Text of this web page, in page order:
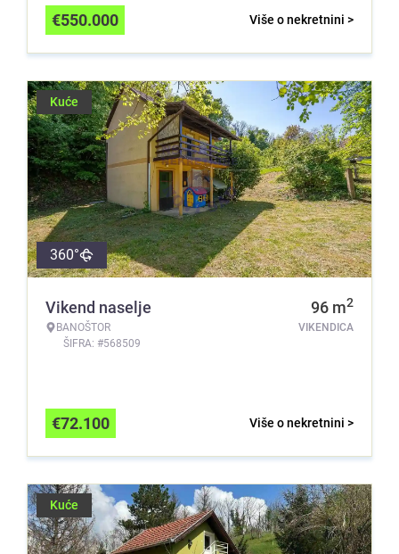
Više o nekretnini >
€550.000
Kuće
360°
Vikend naselje
BANOŠTOR
ŠIFRA: #568509
96 m2
VIKENDICA
Više o nekretnini >
€72.100
Kuće